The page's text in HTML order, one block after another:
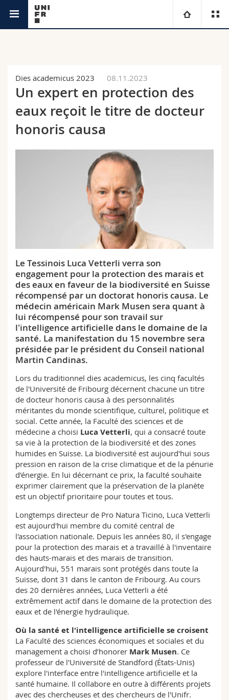
Campus
Recherche
Université
Formation continue
Théologie
Droit
Sciences économiques et sociales et management
Lettres et sciences humaines
Sciences de l'éducation et de la formation
Sciences et médecine
Interfacultaire
Vous êtes
Futurs étudiants
Doctorants
Ressources
Annuaire du personnel
Programme des cours
MyUnifr
Dies academicus 2023 08.11.2023
Un expert en protection des
eaux reçoit le titre de docteur
honoris causa
Le Tessinois Luca Vetterli verra son
engagement pour la protection des marais et
des eaux en faveur de la biodiversité en Suisse
récompensé par un doctorat honoris causa. Le
médecin américain Mark Musen sera quant à
lui récompensé pour son travail sur
l'intelligence artificielle dans le domaine de la
santé. La manifestation du 15 novembre sera
présidée par le président du Conseil national
Martin Candinas.
Lors du traditionnel dies academicus, les cinq facultés
de l'Université de Fribourg décernent chacune un titre
de docteur honoris causa à des personnalités
méritantes du monde scientifique, culturel, politique et
social. Cette année, la Faculté des sciences et de
médecine a choisi Luca Vetterli, qui a consacré toute
sa vie à la protection de la biodiversité et des zones
humides en Suisse. La biodiversité est aujourd'hui sous
pression en raison de la crise climatique et de la pénurie
d'énergie. En lui décernant ce prix, la faculté souhaite
exprimer clairement que la préservation de la planète
est un objectif prioritaire pour toutes et tous.
Longtemps directeur de Pro Natura Ticino, Luca Vetterli
est aujourd'hui membre du comité central de
l'association nationale. Depuis les années 80, il s'engage
pour la protection des marais et a travaillé à l'inventaire
des hauts-marais et des marais de transition.
Aujourd'hui, 551 marais sont protégés dans toute la
Suisse, dont 31 dans le canton de Fribourg. Au cours
des 20 dernières années, Luca Vetterli a été
extrêmement actif dans le domaine de la protection des
eaux et de l'énergie hydraulique.
Où la santé et l'intelligence artificielle se croisent
La Faculté des sciences économiques et sociales et du
management a choisi d’honorer Mark Musen. Ce
professeur de l'Université de Standford (États-Unis)
explore l'interface entre l'intelligence artificielle et la
santé humaine. Il collabore en outre à différents projets
avec des chercheuses et des chercheurs de l'Unifr.